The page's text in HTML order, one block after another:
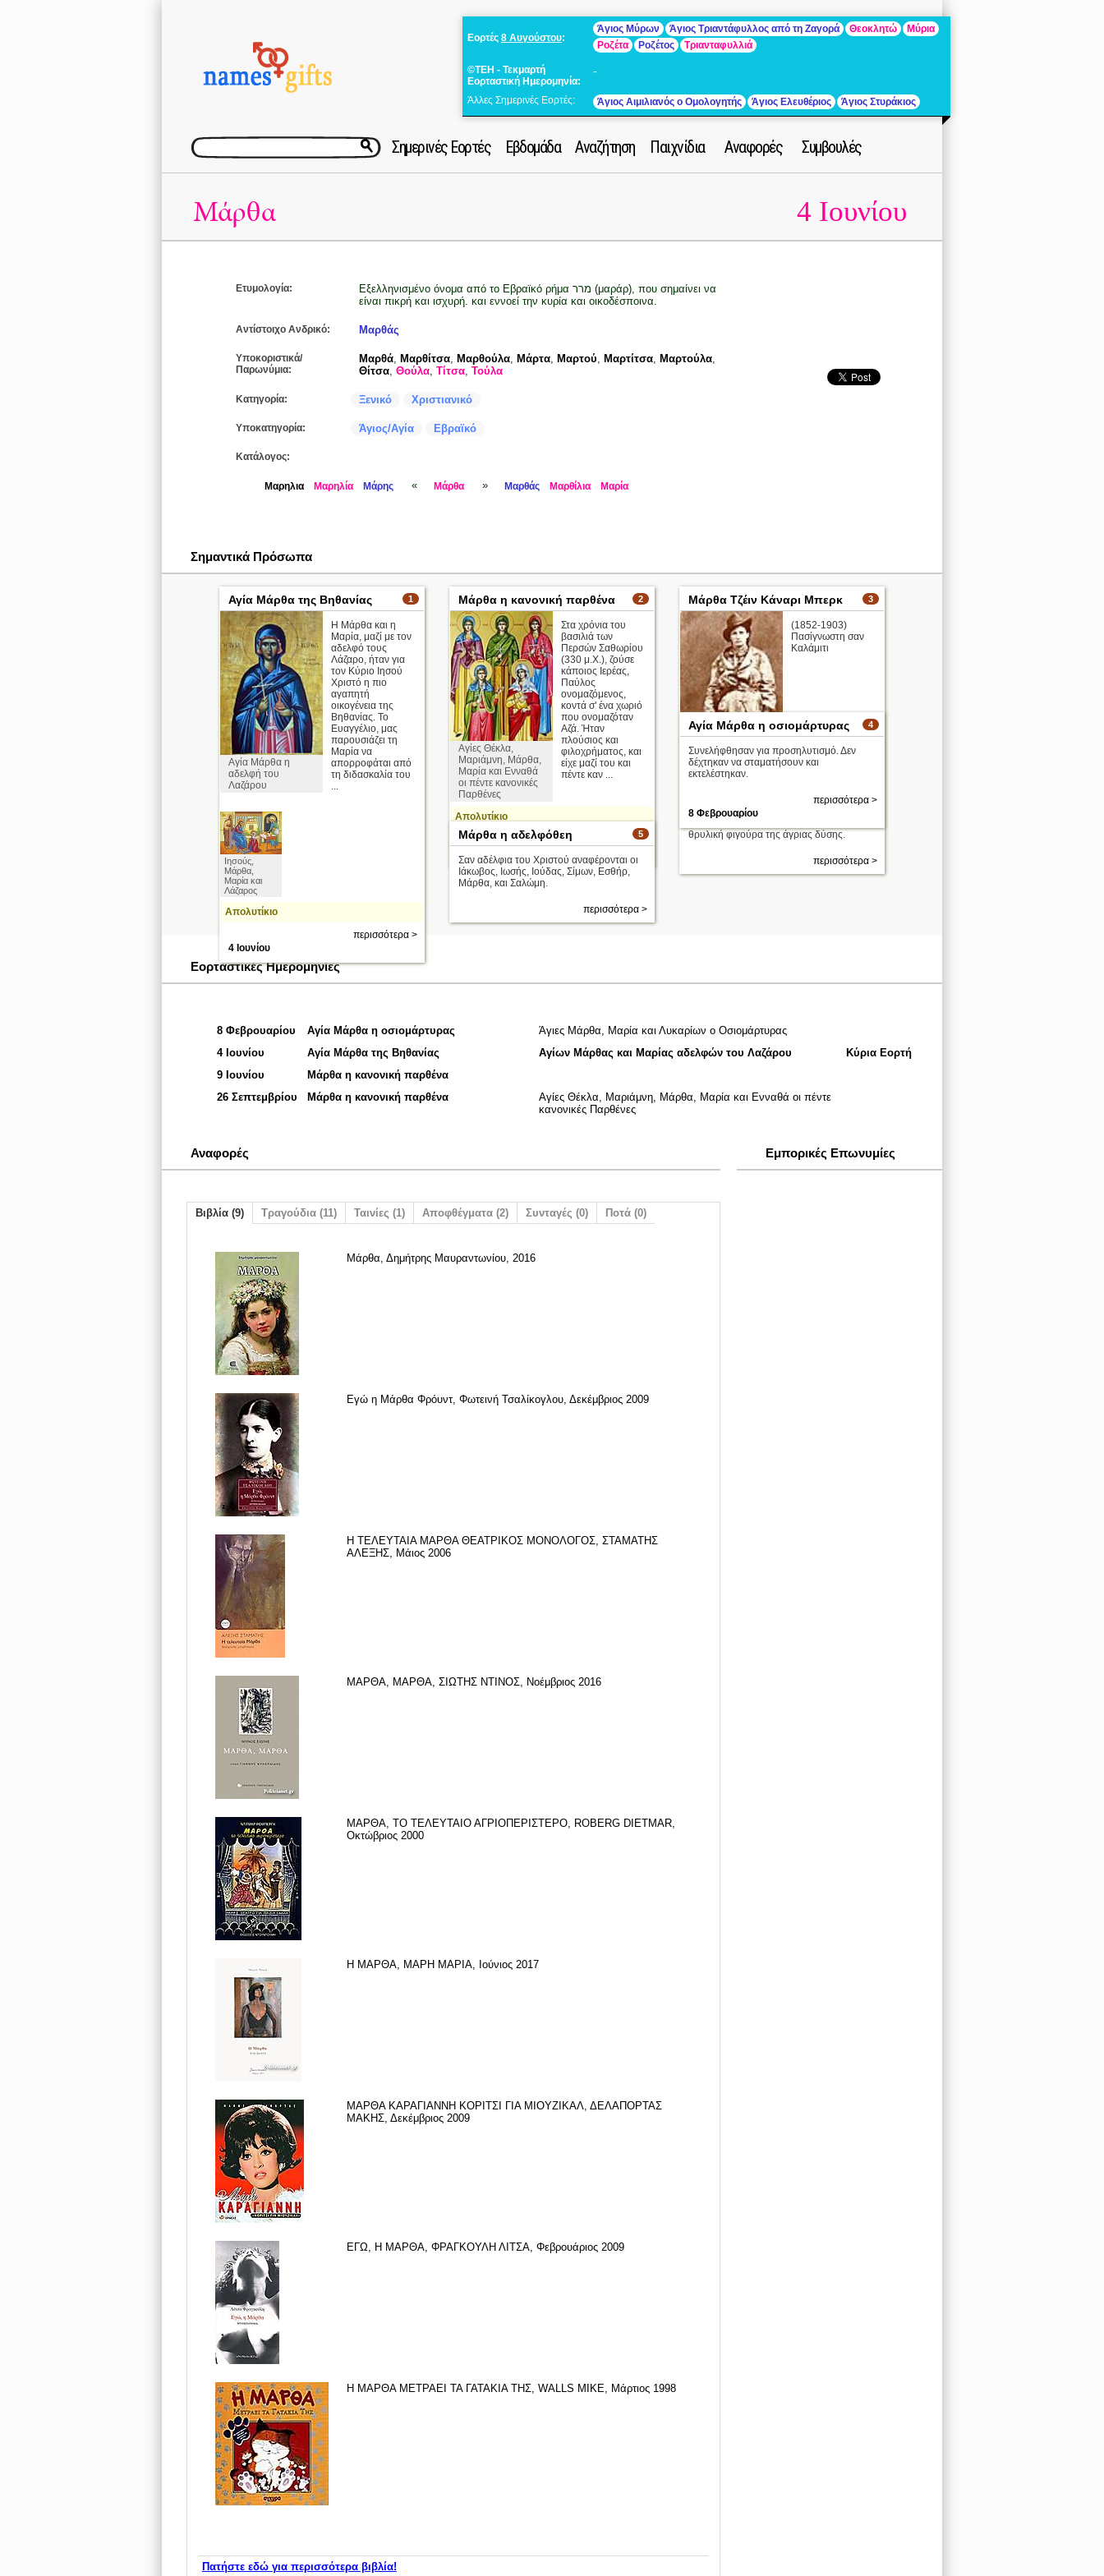
Εορτές 8 Αυγούστου:
Άγιος Μύρων Άγιος Τριαντάφυλλος από τη Ζαγορά Θεοκλητώ
Μύρια
Ροζέτα
Ροζέτος Τριανταφυλλιά
©ΤΕΗ - Τεκμαρτή
Εορταστική Ημερομηνία:
-
Άλλες Σημερινές Εορτές: Άγιος Αιμιλιανός ο Ομολογητής Άγιος Ελευθέριος Άγιος Στυράκιος
Σημερινές Εορτές Εβδομάδα Αναζήτηση Παιχνίδια Αναφορές Συμβουλές
Μάρθα 4 Ιουνίου
Ετυμολογία:
Εξελληνισμένο όνομα από το Εβραϊκό ρήμα מרר (μαράρ), που σημαίνει να
είναι πικρή και ισχυρή. και εννοεί την κυρία και οικοδέσποινα.
Αντίστοιχο Ανδρικό: Μαρθάς
Υποκοριστικά/
Παρωνύμια:
Μαρθά, Μαρθίτσα, Μαρθούλα, Μάρτα, Μαρτού, Μαρτίτσα, Μαρτούλα,
Θίτσα, Θούλα, Τίτσα, Τούλα
Κατηγορία: Ξενικό Χριστιανικό
Υποκατηγορία: Άγιος/Αγία Εβραϊκό
Κατάλογος:
Μαρηλια Μαρηλία Μάρης « Μάρθα » Μαρθάς Μαρθίλια Μαρία
Σημαντικά Πρόσωπα
1
Αγία Μάρθα της Βηθανίας
Αγία Μάρθα η
αδελφή του
Λαζάρου
Η Μάρθα και η
Μαρία, μαζί με τον
αδελφό τους
Λάζαρο, ήταν για
τον Κύριο Ιησού
Χριστό η πιο
αγαπητή
οικογένεια της
Βηθανίας. Το
Ευαγγέλιο, μας
παρουσιάζει τη
Μαρία να
απορροφάται από
τη διδασκαλία του
...
Ιησούς,
Μάρθα,
Μαρία και
Λάζαρος
Απολυτίκιο
περισσότερα >
4 Ιουνίου
2
Μάρθα η κανονική παρθένα
Αγίες Θέκλα,
Μαριάμνη, Μάρθα,
Μαρία και Ενναθά
οι πέντε κανονικές
Παρθένες
Στα χρόνια του
βασιλιά των
Περσών Σαθωρίου
(330 μ.Χ.), ζούσε
κάποιος Ιερέας,
Παύλος
ονομαζόμενος,
κοντά σ' ένα χωριό
που ονομαζόταν
Αζά. Ήταν
πλούσιος και
φιλοχρήματος, και
είχε μαζί του και
πέντε καν ...
Απολυτίκιο
περισσότερα >
9 Ιουνίου
3
Μάρθα Τζέιν Κάναρι Μπερκ
(1852-1903)
Πασίγνωστη σαν
Καλάμιτι
θρυλική φιγούρα της άγριας δύσης.
περισσότερα >
4
Αγία Μάρθα η οσιομάρτυρας
Συνελήφθησαν για προσηλυτισμό. Δεν
δέχτηκαν να σταματήσουν και
εκτελέστηκαν.
περισσότερα >
8 Φεβρουαρίου
5
Μάρθα η αδελφόθεη
Σαν αδέλφια του Χριστού αναφέρονται οι
Ιάκωβος, Ιωσής, Ιούδας, Σίμων, Εσθήρ,
Μάρθα, και Σαλώμη.
περισσότερα >
Εορταστικές Ημερομηνίες
8 Φεβρουαρίου Αγία Μάρθα η οσιομάρτυρας
Άγιες Μάρθα, Μαρία και Λυκαρίων ο Οσιομάρτυρας
4 Ιουνίου
Αγία Μάρθα της Βηθανίας Αγίων Μάρθας και Μαρίας αδελφών του Λαζάρου
Κύρια Εορτή
9 Ιουνίου
Μάρθα η κανονική παρθένα
26 Σεπτεμβρίου
Μάρθα η κανονική παρθένα
Αγίες Θέκλα, Μαριάμνη, Μάρθα, Μαρία και Ενναθά οι πέντε
κανονικές Παρθένες
Εμπορικές Επωνυμίες
Αναφορές
Βιβλία (9) Τραγούδια (11) Ταινίες (1) Αποφθέγματα (2) Συνταγές (0) Ποτά (0)
Μάρθα, Δημήτρης Μαυραντωνίου, 2016
Εγώ η Μάρθα Φρόυντ, Φωτεινή Τσαλίκογλου, Δεκέμβριος 2009
Η ΤΕΛΕΥΤΑΙΑ ΜΑΡΘΑ ΘΕΑΤΡΙΚΟΣ ΜΟΝΟΛΟΓΟΣ, ΣΤΑΜΑΤΗΣ
ΑΛΕΞΗΣ, Μάιος 2006
ΜΑΡΘΑ, ΜΑΡΘΑ, ΣΙΩΤΗΣ ΝΤΙΝΟΣ, Νοέμβριος 2016
ΜΑΡΘΑ, ΤΟ ΤΕΛΕΥΤΑΙΟ ΑΓΡΙΟΠΕΡΙΣΤΕΡΟ, ROBERG DIETMAR,
Οκτώβριος 2000
Η ΜΑΡΘΑ, ΜΑΡΗ ΜΑΡΙΑ, Ιούνιος 2017
ΜΑΡΘΑ ΚΑΡΑΓΙΑΝΝΗ ΚΟΡΙΤΣΙ ΓΙΑ ΜΙΟΥΖΙΚΑΛ, ΔΕΛΑΠΟΡΤΑΣ
ΜΑΚΗΣ, Δεκέμβριος 2009
ΕΓΩ, Η ΜΑΡΘΑ, ΦΡΑΓΚΟΥΛΗ ΛΙΤΣΑ, Φεβρουάριος 2009
Η ΜΑΡΘΑ ΜΕΤΡΑΕΙ ΤΑ ΓΑΤΑΚΙΑ ΤΗΣ, WALLS MIKE, Μάρτιος 1998
Πατήστε εδώ για περισσότερα βιβλία!